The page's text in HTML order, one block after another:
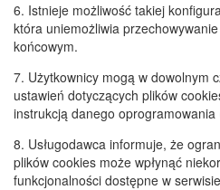
6. Istnieje możliwość takiej
która uniemożliwia
końcowym.
7. Użytkownicy mogą w dowolnym
ustawień dotyczących plików
instrukcją danego
8. Usługodawca informuje, że
plików cookies może wpłynąć
funkcjonalności dostępne w